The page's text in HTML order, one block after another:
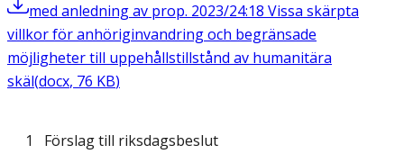
med anledning av prop. 2023/24:18 Vissa skärpta
villkor för anhöriginvandring och begränsade
möjligheter till uppehållstillstånd av humanitära
skäl(docx, 76 KB)
1 Förslag till riksdagsbeslut